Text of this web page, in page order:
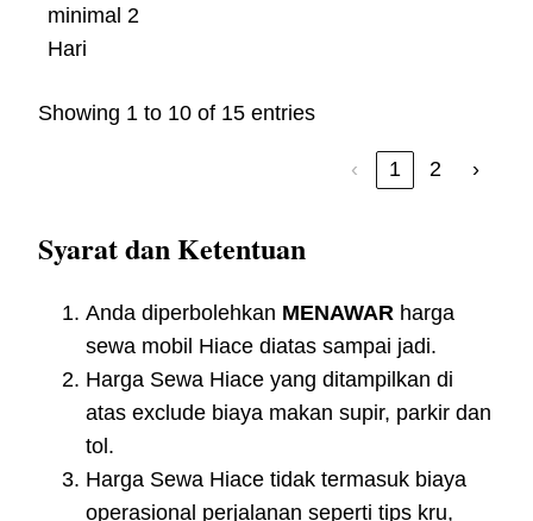
minimal 2
Hari
Showing 1 to 10 of 15 entries
‹ 1 2 ›
Syarat dan Ketentuan
Anda diperbolehkan MENAWAR harga
sewa mobil Hiace diatas sampai jadi.
Harga Sewa Hiace yang ditampilkan di
atas exclude biaya makan supir, parkir dan
tol.
Harga Sewa Hiace tidak termasuk biaya
operasional perjalanan seperti tips kru,